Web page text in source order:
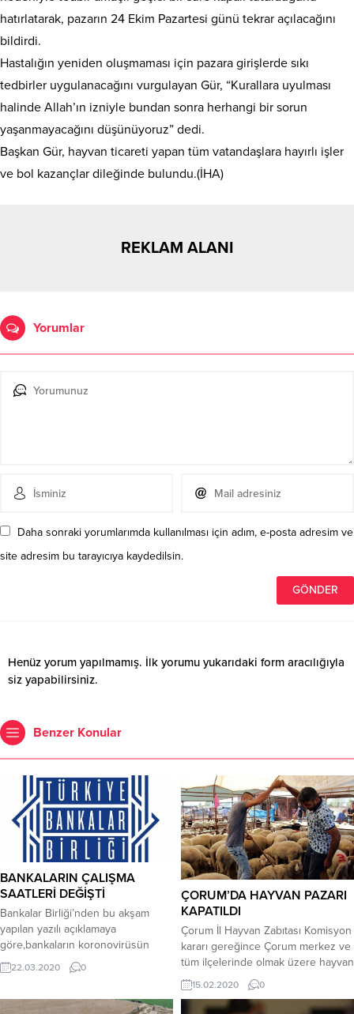
hatırlatarak, pazarın 24 Ekim Pazartesi günü tekrar açılacağını
bildirdi.
Hastalığın yeniden oluşmaması için pazara girişlerde sıkı
tedbirler uygulanacağını vurgulayan Gür, “Kurallara uyulması
halinde Allah’ın izniyle bundan sonra herhangi bir sorun
yaşanmayacağını düşünüyoruz” dedi.
Başkan Gür, hayvan ticareti yapan tüm vatandaşlara hayırlı işler
ve bol kazançlar dileğinde bulundu.(İHA)
REKLAM ALANI
Yorumlar
Daha sonraki yorumlarımda kullanılması için adım, e-posta adresim ve
site adresim bu tarayıcıya kaydedilsin.
Henüz yorum yapılmamış. İlk yorumu yukarıdaki form aracılığıyla
siz yapabilirsiniz.
Benzer Konular
BANKALARIN ÇALIŞMA
SAATLERİ DEĞİŞTİ
Bankalar Birliği’nden bu akşam
yapılan yazılı açıklamaya
göre,bankaların koronovirüsün
yayılmasını önleme çalışmaları
kapsamında saat 12:00 ile 17:00
22.03.2020 0
ÇORUM’DA HAYVAN PAZARI
KAPATILDI
Çorum İl Hayvan Zabıtası Komisyon
kararı gereğince Çorum merkez ve
tüm ilçelerinde olmak üzere hayvan
pazarları ikinci bir emre kadar
tedbiren kapatıldı.İl Tarım ve Orman
Müdürü Orhan Sarı; son
15.02.2020 0